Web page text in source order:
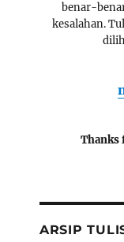
benar-
kesalahan.
Thanks
ARSIP